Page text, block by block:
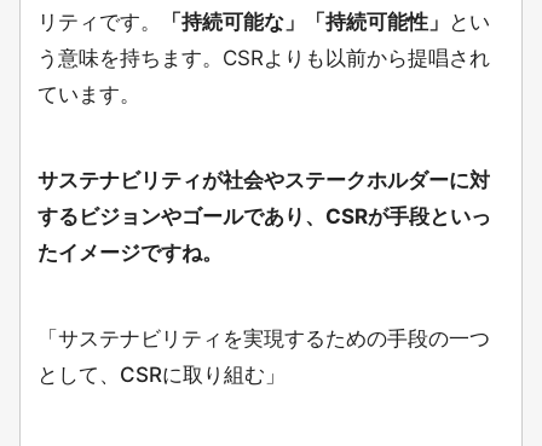
リティです。
「持続可能な」「持続可能性」 とい
う意味を持ちます。CSRよりも以前から提唱され
ています。
サステナビリティが社会やステークホルダーに対
するビジョンやゴールであり、CSRが手段といっ
たイメージですね。
「サステナビリティを実現するための手段の一つ
として、CSRに取り組む」